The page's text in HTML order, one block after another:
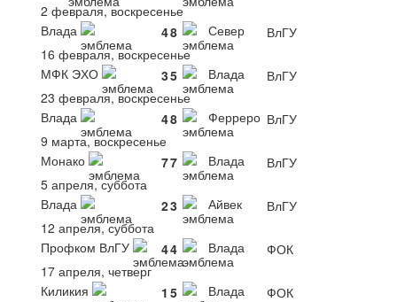
2 февраля, воскресенье
Влада
48 Север
ВлГУ
16 февраля, воскресенье
МФК ЭХО
35 Влада
ВлГУ
23 февраля, воскресенье
Влада
48 Ферреро ВлГУ
9 марта, воскресенье
Монако
77 Влада
ВлГУ
5 апреля, суббота
Влада
23 Айвек
ВлГУ
12 апреля, суббота
Профком ВлГУ
44 Влада
ФОК
17 апреля, четверг
Киликия
1 5 Влада ФОК